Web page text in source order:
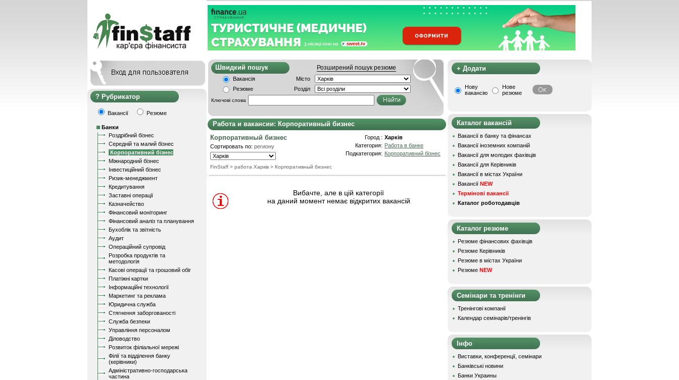
Рубрикатор
Вакансії Резюме
Банки
Роздрібний бізнес
Середній та малий бізнес
Корпоративний бізнес
Міжнародний бізнес
Інвестиційний бізнес
Ризик-менеджмент
Кредитування
Заставні операції
Казначейство
Фінансовий моніторинг
Фінансовий аналіз та планування
Бухоблік та звітність
Аудит
Операційний супровід
Розробка продуктів та
методологія
Касові операції та грошовий обіг
Платіжні картки
Інформаційні технології
Маркетинг та реклама
Юридична служба
Стягнення заборгованості
Служба безпеки
Управління персоналом
Діловодство
Розвиток філіальної мережі
Філії та відділення банку
(керівники)
Адміністративно-господарська
частина
Швидкий пошук Розширений пошук резюме
Вакансія
Місто
Резюме
Розділ
Ключові слова
Работа и вакансии: Корпоративный бизнес
Корпоративный бизнес
Сортировать по: региону
FinStaff > работа Харків > Корпоративный бизнес
Город : Харків
Категория: Работа в банке
Подкатегория: Корпоративний бізнес
Вибачте, але в цій категорії
на даний момент немає відкритих вакансій
+ Додати
Нову
вакансію
Нове
резюме
Каталог вакансій
Вакансії в банку та фінансах
Вакансії іноземних компаній
Вакансії для молодих фахівців
Вакансії для Керівників
Вакансії в містах України
Вакансії NEW
Термінові вакансії
Каталог роботодавців
Каталог резюме
Резюме фінансових фахівців
Резюме Керівників
Резюме в містах України
Резюме NEW
Семінари та тренінги
Тренінгові компанії
Календар семінарів/тренінгів
Інфо
Виставки, конференції, семінари
Банківські новини
Банки Украины